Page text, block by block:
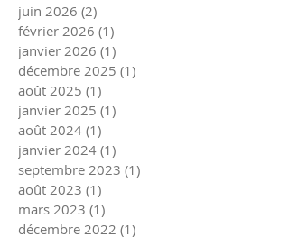
juin 2026 (2)
février 2026 (1)
janvier 2026 (1)
décembre 2025 (1)
août 2025 (1)
janvier 2025 (1)
août 2024 (1)
janvier 2024 (1)
septembre 2023 (1)
août 2023 (1)
mars 2023 (1)
décembre 2022 (1)